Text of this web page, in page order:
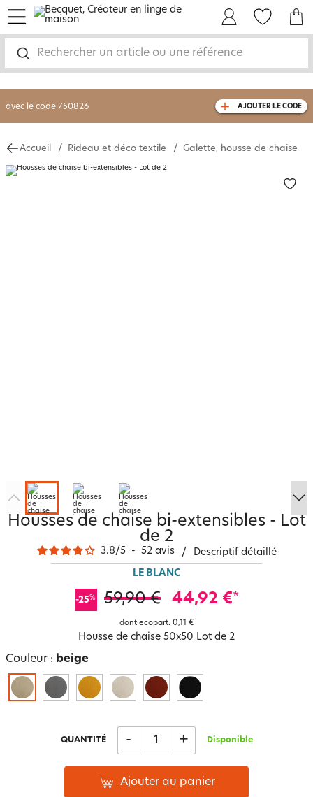
Rechercher un article ou une référence
menu
-30% sur votre commandedès 2 articles
livraison GRATUITEdès 110€ d'achat
avec le code 750826 AJOUTER LE CODE
Accueil Rideau et déco textile Galette, housse de chaise
Housses de chaise bi-extensibles - Lot
de 2
3.8/5 - 52 avis / Descriptif détaillé
LE BLANC
-25% 59,90 € 44,92 €*
dont ecopart. 0,11 €
Housse de chaise 50x50 Lot de 2
Couleur : beige
QUANTITÉ - + Disponible
Ajouter au panier